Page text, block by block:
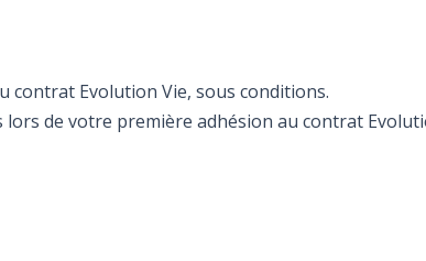
Evolution Vie, sous conditions.
lors de votre première adhésion au contrat